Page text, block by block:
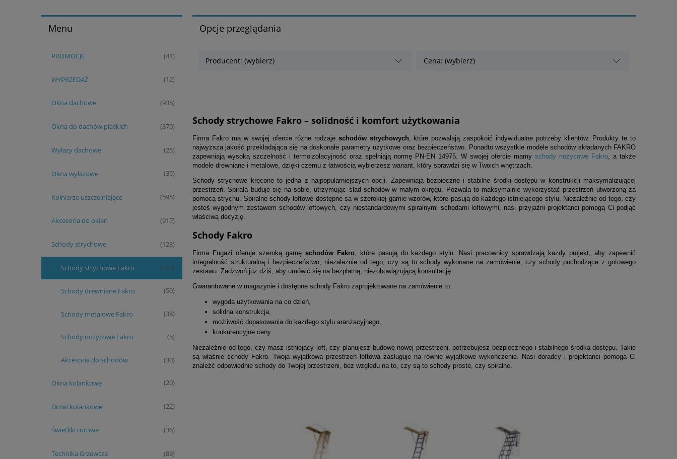
Menu
PROMOCJE (41)
WYPRZEDAŻ (12)
Okna dachowe (935)
Okna do dachów płaskich (370)
Wyłazy dachowe (25)
Okna wyłazowe (35)
Kołnierze uszczelniające (595)
Akcesoria do okien (917)
Schody strychowe (123)
Schody strychowe Fakro (123)
Schody drewniane Fakro (50)
Schody metalowe Fakro (38)
Schody nożycowe Fakro (5)
Akcesoria do schodów (30)
Okna kolankowe (20)
Drzwi kolankowe (22)
Świetliki rurowe (36)
Technika Grzewcza (89)
Opcje przeglądania
Producent: (wybierz) Cena: (wybierz)
Schody strychowe Fakro – solidność i komfort użytkowania
Firma Fakro ma w swojej ofercie różne rodzaje schodów strychowych, które pozwalają zaspokoić indywidualne potrzeby klientów. Produkty te to
najwyższa jakość przekładająca się na doskonałe parametry użytkowe oraz bezpieczeństwo. Ponadto wszystkie modele schodów składanych FAKRO
zapewniają wysoką szczelność i termoizolacyjność oraz spełniają normę PN-EN 14975. W swojej ofercie mamy schody nożycowe Fakro, a także
modele drewniane i metalowe, dzięki czemu z łatwością wybierzesz wariant, który sprawdzi się w Twoich wnętrzach.
Schody strychowe kręcone to jedna z najpopularniejszych opcji. Zapewniają bezpieczne i stabilne środki dostępu w konstrukcji maksymalizującej
przestrzeń. Spirala buduje się na sobie, utrzymując ślad schodów w małym okręgu. Pozwala to maksymalnie wykorzystać przestrzeń utworzoną za
pomocą strychu. Spiralne schody loftowe dostępne są w szerokiej gamie wzorów, które pasują do każdego istniejącego stylu. Niezależnie od tego, czy
jesteś wygodnym zestawem schodów loftowych, czy niestandardowymi spiralnymi schodami loftowymi, nasi przyjaźni projektanci pomogą Ci podjąć
właściwą decyzję.
Schody Fakro
Firma Fugazi oferuje szeroką gamę schodów Fakro, które pasują do każdego stylu. Nasi pracownicy sprawdzają każdy projekt, aby zapewnić
integralność strukturalną i bezpieczeństwo, niezależnie od tego, czy są to schody wykonane na zamówienie, czy schody pochodzące z gotowego
zestawu. Zadzwoń już dziś, aby umówić się na bezpłatną, niezobowiązującą konsultację.
Gwarantowane w magazynie i dostępne schody Fakro zaprojektowane na zamówienie to:
wygoda użytkowania na co dzień,
solidna konstrukcja,
możliwość dopasowania do każdego stylu aranżacyjnego,
konkurencyjne ceny.
Niezależnie od tego, czy masz istniejący loft, czy planujesz budowę nowej przestrzeni, potrzebujesz bezpiecznego i stabilnego środka dostępu. Takie
są właśnie schody Fakro. Twoja wyjątkowa przestrzeń loftowa zasługuje na równie wyjątkowe wykończenie. Nasi doradcy i projektanci pomogą Ci
znaleźć odpowiednie schody do Twojej przestrzeni, bez względu na to, czy są to schody proste, czy spiralne.